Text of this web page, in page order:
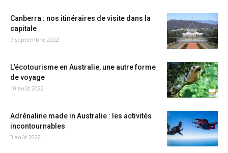
Canberra : nos itinéraires de visite dans la
capitale
7 septembre 2022
L’écotourisme en Australie, une autre forme
de voyage
10 août 2022
Adrénaline made in Australie : les activités
incontournables
3 août 2022